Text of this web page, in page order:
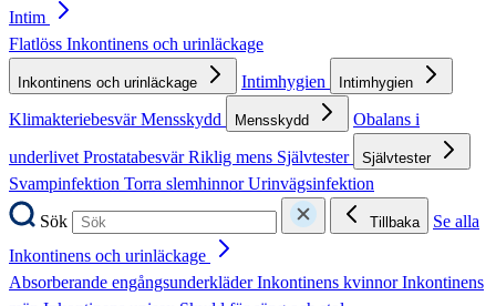
Intim
Flatlöss Inkontinens och urinläckage
Inkontinens och urinläckage Intimhygien Intimhygien
KlimakteriebesvärMensskydd Mensskydd
Obalans i
underlivetProstatabesvärRiklig mens Självtester Självtester
Svampinfektion Torra slemhinnorUrinvägsinfektion
Sök
Tillbaka
Se alla
Inkontinens och urinläckage
Absorberande engångsunderkläderInkontinens kvinnorInkontinens